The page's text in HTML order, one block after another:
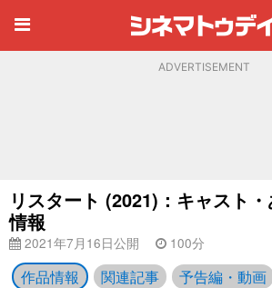
ADVERTISEMENT
リスタート (2021)：キャスト
情報
2021年7月16日公開 100分
作品情報 関連記事 予告編・動画